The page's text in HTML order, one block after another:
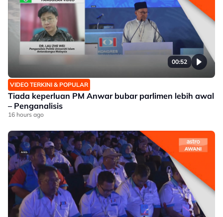
00:52
VIDEO TERKINI & POPULAR
Tiada keperluan PM Anwar bubar parlimen lebih awal
– Penganalisis
16 hours ago